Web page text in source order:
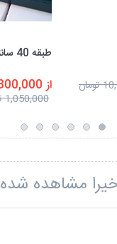
طبقه 40 سانتی انباری
از 800,000 تومان
1,050,000 تومان
مشاهده شده